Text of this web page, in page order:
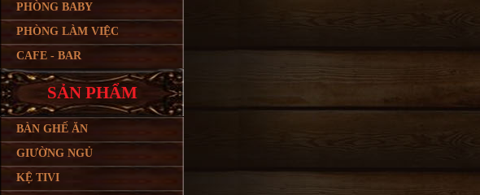
PHÒNG BABY
PHÒNG LÀM VIỆC
CAFE - BAR
SẢN PHẨM
BÀN GHẾ ĂN
GIƯỜNG NGỦ
KỆ TIVI